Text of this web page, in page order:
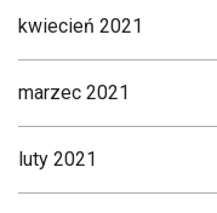
kwiecień 2021
marzec 2021
luty 2021